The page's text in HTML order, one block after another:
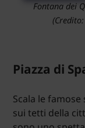
Fontana dei
(Credito:
Piazza di
Scala le
sui tetti della